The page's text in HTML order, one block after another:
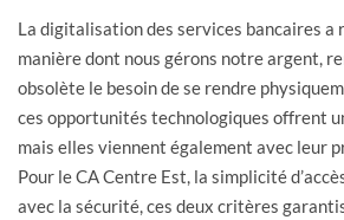
La digitalisation des services bancaires a
manière dont nous gérons notre argent,
obsolète le besoin de se rendre
ces opportunités technologiques offrent
mais elles viennent également avec leur
Pour le CA Centre Est, la simplicité
avec la sécurité, ces deux critères